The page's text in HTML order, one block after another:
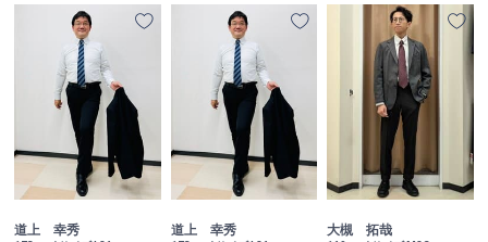
道上 幸秀 道上 幸秀 大槻 拓哉